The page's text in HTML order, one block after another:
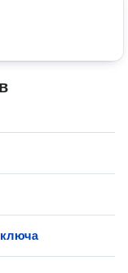
ключа